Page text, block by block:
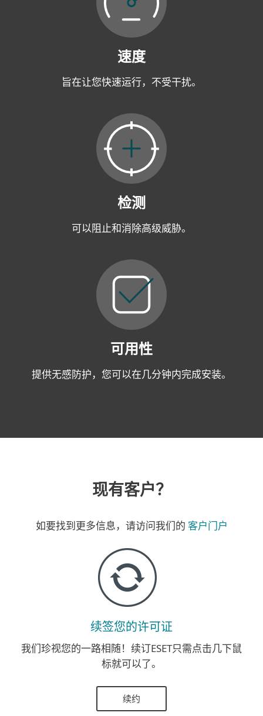
速度
旨在让您快速运行，不受干扰。
检测
可以阻止和消除高级威胁。
可用性
提供无感防护，您可以在几分钟内完成安装。
现有客户？
如要找到更多信息，请访问我们的 客户门户
续签您的许可证
我们珍视您的一路相随！续订ESET只需点击几下鼠
标就可以了。
续约